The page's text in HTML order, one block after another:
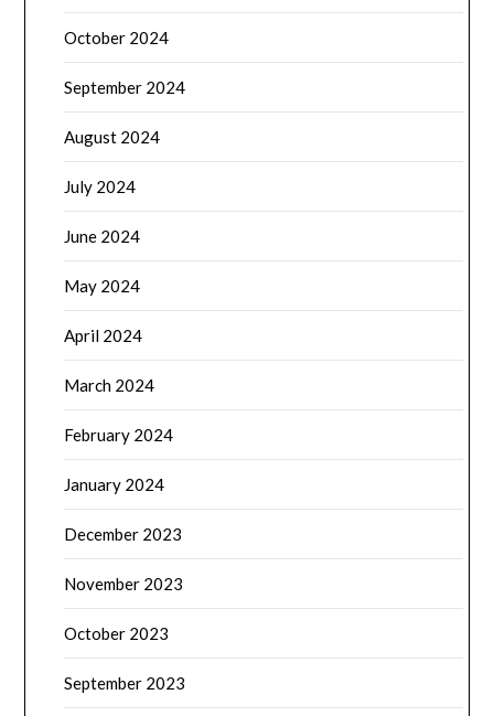
October 2024
September 2024
August 2024
July 2024
June 2024
May 2024
April 2024
March 2024
February 2024
January 2024
December 2023
November 2023
October 2023
September 2023